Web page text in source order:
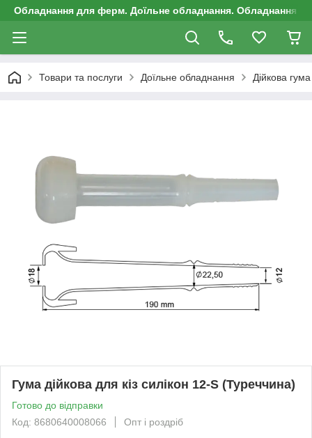
Обладнання для ферм. Доїльне обладнання. Обладнання
Товари та послуги Доїльне обладнання Дійкова гума
Гума дійкова для кіз силікон 12-S (Туреччина)
Готово до відправки
Код: 8680640008066
Опт і роздріб